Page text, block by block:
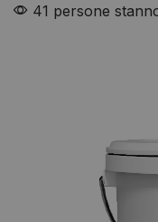
41 persone